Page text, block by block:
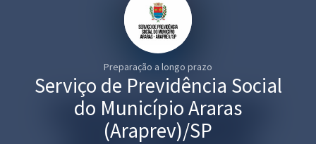
Preparação a longo prazo
Serviço de Previdência Social
do Município Araras
(Araprev)/SP